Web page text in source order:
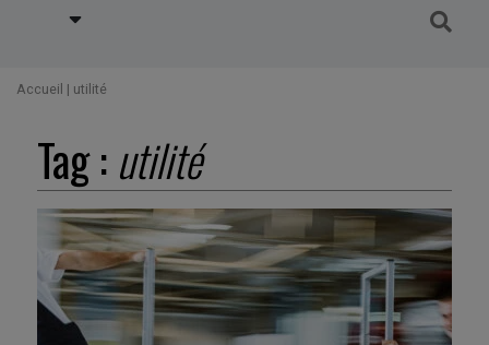
Accueil | utilité
Tag : utilité